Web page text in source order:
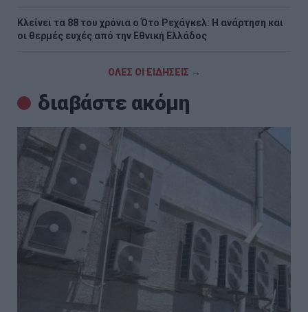
Κλείνει τα 88 του χρόνια ο Ότο Ρεχάγκελ: Η ανάρτηση και
οι θερμές ευχές από την Εθνική Ελλάδος
ΟΛΕΣ ΟΙ ΕΙΔΗΣΕΙΣ →
διαβάστε ακόμη